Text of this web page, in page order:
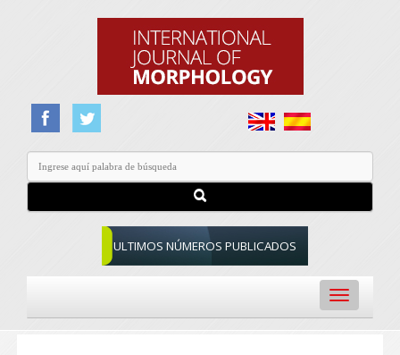
ULTIMOS NÚMEROS PUBLICADOS
Toggle
navigation